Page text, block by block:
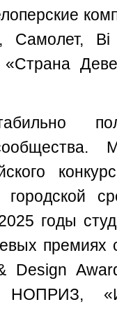
Самолет, Bi
«Страна
городской
годы
премиях
Design
НОПРИЗ,